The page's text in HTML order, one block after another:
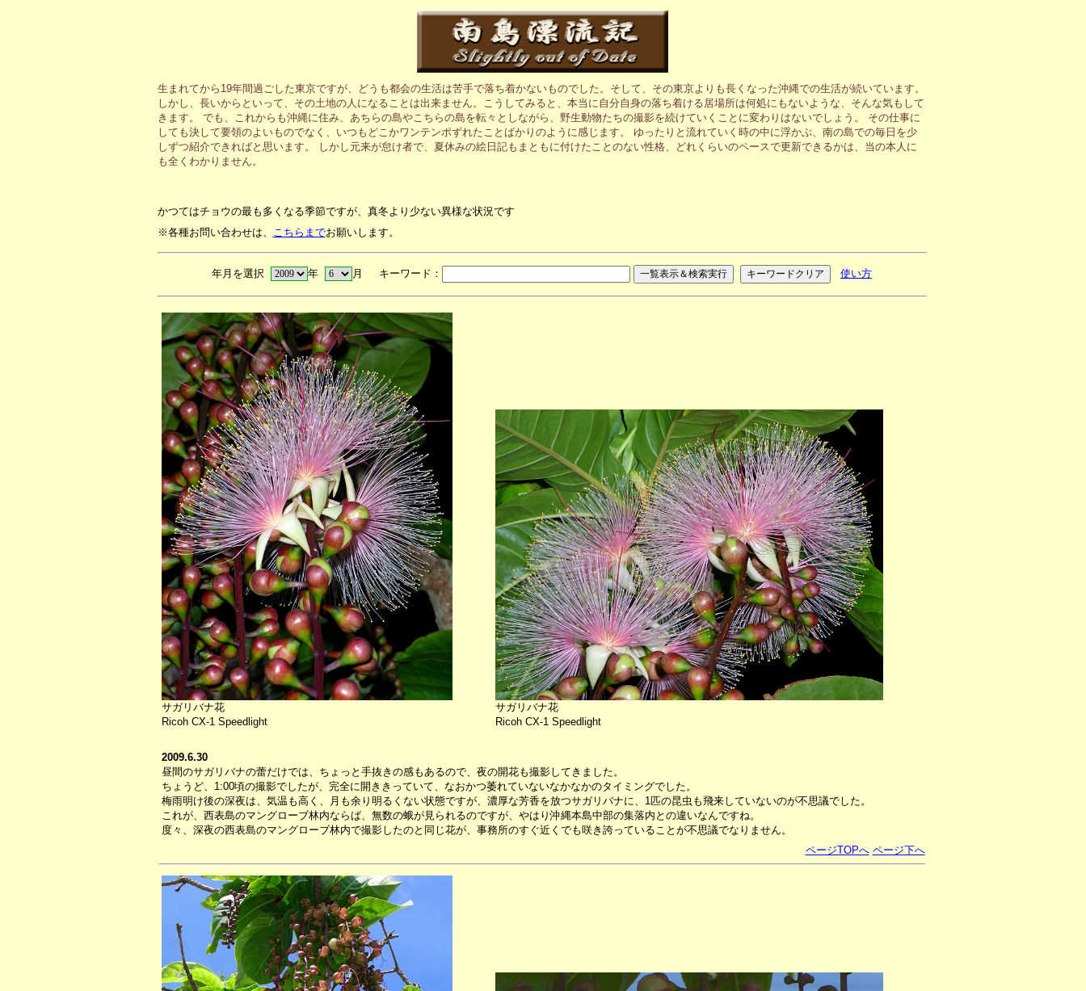
生まれてから19年間過ごした東京ですが、どうも都会の生活は苦手で落ち着かないものでした。そして、その東京よりも長くなった沖縄での生活が続いています。
しかし、長いからといって、その土地の人になることは出来ません。こうしてみると、本当に自分自身の落ち着ける居場所は何処にもないような、そんな気もして
きます。 でも、これからも沖縄に住み、あちらの島やこちらの島を転々としながら、野生動物たちの撮影を続けていくことに変わりはないでしょう。 その仕事に
しても決して要領のよいものでなく、いつもどこかワンテンポずれたことばかりのように感じます。 ゆったりと流れていく時の中に浮かぶ、南の島での毎日を少
しずつ紹介できればと思います。 しかし元来が怠け者で、夏休みの絵日記もまともに付けたことのない性格、どれくらいのペースで更新できるかは、当の本人に
も全くわかりません。
かつてはチョウの最も多くなる季節ですが、真冬より少ない異様な状況です
※各種お問い合わせは、 こちらまでお願いします。
年月を選択 年 月 キーワード： 使い方
サガリバナ花
Ricoh CX-1 Speedlight
サガリバナ花
Ricoh CX-1 Speedlight
2009.6.30
昼間のサガリバナの蕾だけでは、ちょっと手抜きの感もあるので、夜の開花も撮影してきました。
ちょうど、1:00頃の撮影でしたが、完全に開ききっていて、なおかつ萎れていないなかなかのタイミングでした。
梅雨明け後の深夜は、気温も高く、月も余り明るくない状態ですが、濃厚な芳香を放つサガリバナに、1匹の昆虫も飛来していないのが不思議でした。
これが、西表島のマングローブ林内ならば、無数の蛾が見られるのですが、やはり沖縄本島中部の集落内との違いなんですね。
度々、深夜の西表島のマングローブ林内で撮影したのと同じ花が、事務所のすぐ近くでも咲き誇っていることが不思議でなりません。
ページTOPへ ページ下へ